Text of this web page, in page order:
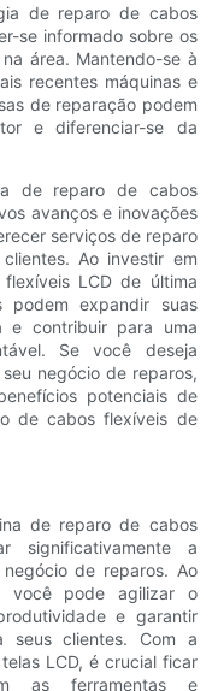
de reparo de cabos
se informado sobre os
área. Mantendo-se à
recentes máquinas e
de reparação podem
e diferenciar-se da
de reparo de cabos
avanços e inovações
serviços de reparo
Ao investir em
LCD de última
podem expandir suas
e contribuir para uma
Se você deseja
negócio de reparos,
potenciais de
de cabos flexíveis de
de reparo de cabos
significativamente a
de reparos. Ao
você pode agilizar o
e garantir
seus clientes. Com a
LCD, é crucial ficar
as ferramentas e